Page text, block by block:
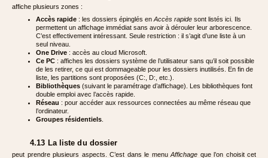
affiche plusieurs zones :
Accès rapide : les dossiers épinglés en Accès rapide sont listés ici. Ils
permettent un affichage immédiat sans avoir à dérouler leur arborescence.
C’est effectivement intéressant. Seule restriction : il s’agit d’une liste à un
seul niveau.
One Drive : accès au cloud Microsoft.
Ce PC : affiches les dossiers système de l’utilisateur sans qu’il soit possible
de les retirer, ce qui est dommageable pour les dossiers inutilisés. En fin de
liste, les partitions sont proposées (C:, D:, etc.).
Bibliothèques (suivant le paramétrage d’affichage). Les bibliothèques font
double emploi avec l’accès rapide.
Réseau : pour accéder aux ressources connectées au même réseau que
l’ordinateur.
Groupes résidentiels
4.13 La liste du dossier
peut prendre plusieurs aspects. C’est dans le menuAffichage que l’on choisit cet